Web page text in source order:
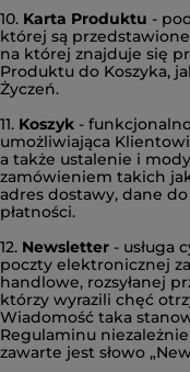
10. Karta Produktu -
której są
na której znajduje się
Produktu do Koszyka,
Życzeń.
11. Koszyk -
umożliwiająca
a także ustalenie i
zamówieniem takich
adres dostawy, dane
płatności.
12. Newsletter - usługa
poczty elektronicznej
handlowe, rozsyłanej
którzy wyrazili chęć
Wiadomość taka
Regulaminu
zawarte jest słowo